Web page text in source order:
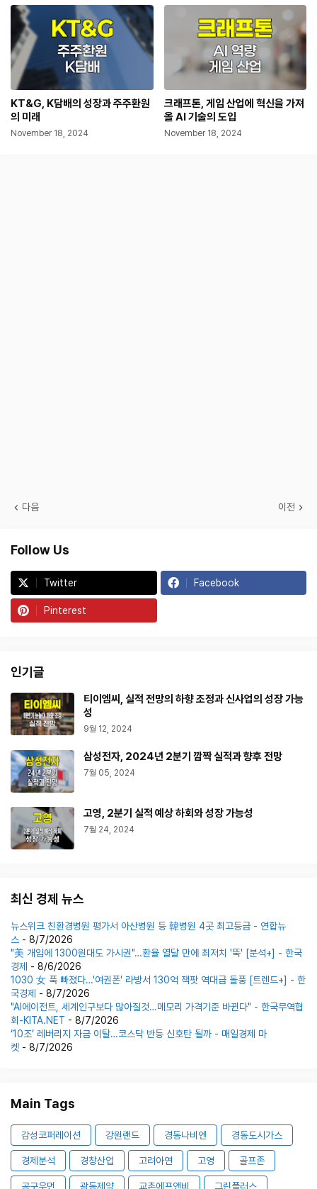
KT&G, K담배의 성장과 주주환원
의 미래
November 18, 2024
크래프톤, 게임 산업에 혁신을 가져
올 AI 기술의 도입
November 18, 2024
다음 이전
Follow Us
Twitter Facebook
Pinterest
인기글
티이엠씨, 실적 전망의 하향 조정과 신사업의 성장 가능
성
9월 12, 2024
삼성전자, 2024년 2분기 깜짝 실적과 향후 전망
7월 05, 2024
고영, 2분기 실적 예상 하회와 성장 가능성
7월 24, 2024
최신 경제 뉴스
뉴스위크 친환경병원 평가서 아산병원 등 韓병원 4곳 최고등급 - 연합뉴
스 - 8/7/2026
"美 개입에 1300원대도 가시권"…환율 열달 만에 최저치 '뚝' [분석+] - 한국
경제 - 8/6/2026
1030 女 푹 빠졌다…'여권폰' 라방서 130억 잭팟 역대급 돌풍 [트렌드+] - 한
국경제 - 8/7/2026
"AI에이전트, 세계인구보다 많아질것…메모리 가격기준 바뀐다" - 한국무역협
회-KITA.NET - 8/7/2026
‘10조’ 레버리지 자금 이탈…코스닥 반등 신호탄 될까 - 매일경제 마
켓 - 8/7/2026
Main Tags
감성코퍼레이션 강원랜드 경동나비엔 경동도시가스
경제분석 경창산업 고려아연 고영 골프존
공구우먼 광동제약 교촌에프앤비 그린플러스